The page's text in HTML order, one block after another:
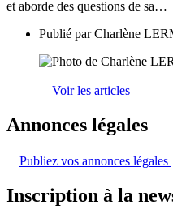
et aborde des questions de sa…
Publié parCharlène
Voir les articles
Annonces légales
Publiez vos annonces légales
Inscription à la